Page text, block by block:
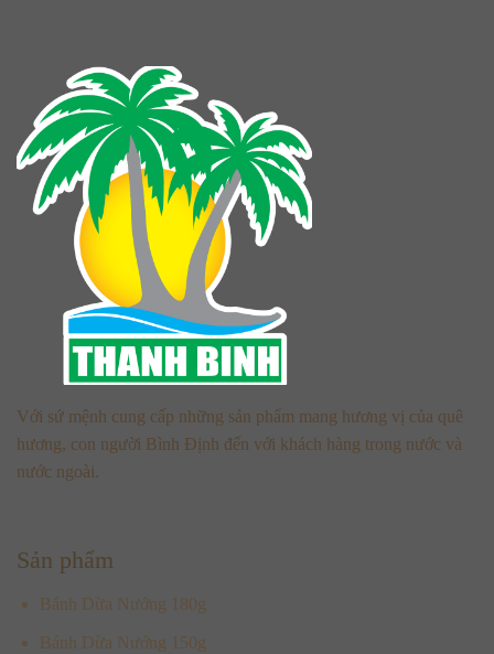
Với sứ mệnh cung cấp những sản phẩm mang hương vị của quê
hương, con người Bình Định đến với khách hàng trong nước và
nước ngoài.
Sản phẩm
Bánh Dừa Nướng 180g
Bánh Dừa Nướng 150g